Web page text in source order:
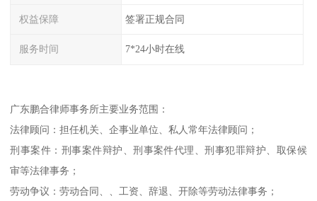
权益保障 签署正规合同
服务时间 7*24小时在线
广东鹏合律师事务所主要业务范围：
法律顾问：担任机关、企事业单位、私人常年法律顾问；
刑事案件：刑事案件辩护、刑事案件代理、刑事犯罪辩护、取保候
审等法律事务；
劳动争议：劳动合同、、工资、辞退、开除等劳动法律事务；